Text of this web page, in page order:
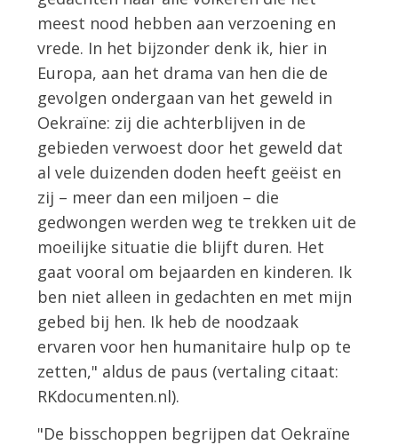
meest nood hebben aan verzoening en
vrede. In het bijzonder denk ik, hier in
Europa, aan het drama van hen die de
gevolgen ondergaan van het geweld in
Oekraïne: zij die achterblijven in de
gebieden verwoest door het geweld dat
al vele duizenden doden heeft geëist en
zij – meer dan een miljoen – die
gedwongen werden weg te trekken uit de
moeilijke situatie die blijft duren. Het
gaat vooral om bejaarden en kinderen. Ik
ben niet alleen in gedachten en met mijn
gebed bij hen. Ik heb de noodzaak
ervaren voor hen humanitaire hulp op te
zetten," aldus de paus (vertaling citaat:
RKdocumenten.nl).
"De bisschoppen begrijpen dat Oekraïne